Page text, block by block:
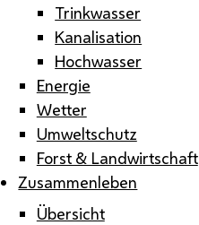
Trinkwasser
Kanalisation
Hochwasser
Energie
Wetter
Umweltschutz
Forst & Landwirtschaft
Zusammenleben
Übersicht